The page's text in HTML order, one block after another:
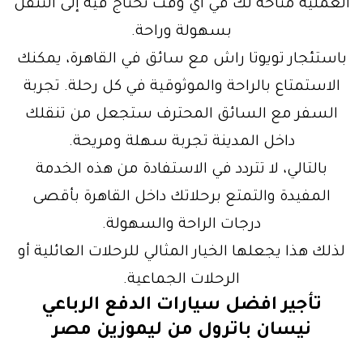
العملية متاحة لك في أي وقت تحتاج فيه إلى التنقل
بسهولة وراحة.
باستئجار تويوتا راش مع سائق في القاهرة، يمكنك
الاستمتاع بالراحة والموثوقية في كل رحلة. تجربة
السفر مع السائق المحترف ستجعل من تنقلك
داخل المدينة تجربة سهلة ومريحة.
بالتالي، لا تتردد في الاستفادة من هذه الخدمة
المفيدة والتمتع برحلاتك داخل القاهرة بأقصى
درجات الراحة والسهولة.
لذلك هذا يجعلها الخيار المثالي للرحلات العائلية أو
الرحلات الجماعية.
تأجير افضل سيارات الدفع الرباعي
نيسان باترول من ليموزين مصر